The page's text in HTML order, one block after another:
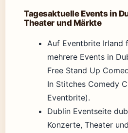
Tagesaktuelle Events in
Theater und Märkte
Auf Eventbrite Irland
mehrere Events in
Free Stand Up
In Stitches Comedy
Eventbrite).
Dublin Eventseite
Konzerte, Theater